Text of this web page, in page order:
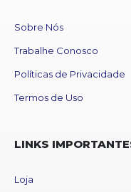
Sobre Nós
Trabalhe Conosco
Políticas de Privacidade
Termos de Uso
LINKS
Loja